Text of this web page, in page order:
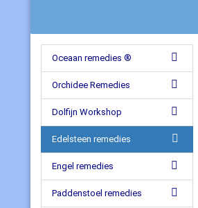
Oceaan remedies ®
Orchidee Remedies
Dolfijn Workshop
Edelsteen remedies
Engel remedies
Paddenstoel remedies